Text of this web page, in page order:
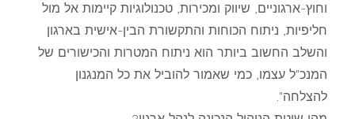
וחוץ-ארגוניים, שיווק ומכירות, טכנולוגיות קיימות אל מול
חליפיות, ניתוח הכוחות והתקשורת הבין-אישית בארגון
והשלב החשוב ביותר הוא ניתוח המטרות והכישורים של
המנכ"ל עצמו, כמי שאמור להוביל את כל המנגנון
להצלחה".